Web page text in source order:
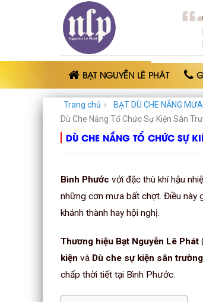
PHÁT
BẠT NGUYỄN LÊ PHÁT
Trang chủ › BẠT DÙ CHE NẮNG MƯA
Dù Che Nắng Tổ Chức Sự Kiện Sân
DÙ CHE NẮNG TỔ CHỨC SỰ
Bình Phước với đặc thù khí hậu
những cơn mưa bất chợt. Điều này
khánh thành hay hội nghị.
Thương hiệu Bạt Nguyễn Lê Phát
kiện và Dù che sự kiện sân trường
chấp thời tiết tại Bình Phước.